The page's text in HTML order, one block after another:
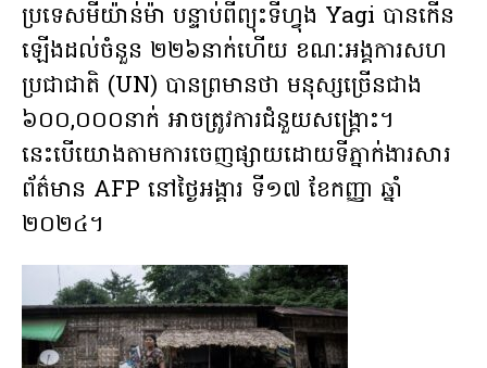
ប្រទេសមីយ៉ាន់ម៉ា បន្ទាប់ពីព្យុះទីហ្វុង Yagi បានកើន
ឡើងដល់ចំនួន ២២៦នាក់ហើយ ខណៈអង្គការសហ
ប្រជាជាតិ (UN) បានព្រមានថា មនុស្សច្រើនជាង
៦០០,០០០នាក់ អាចត្រូវការជំនួយសង្រ្គោះ។
នេះបើយោងតាមការចេញផ្សាយដោយទីភ្នាក់ងារសារ
ព័ត៌មាន AFP នៅថ្ងៃអង្គារ ទី១៧ ខែកញ្ញា ឆ្នាំ
២០២៤។